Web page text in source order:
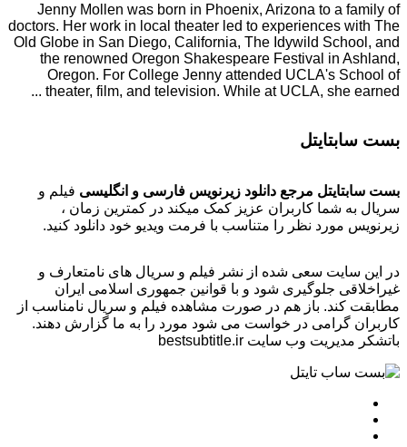
Jenny Mollen was born in Phoenix, Arizona to a family of
doctors. Her work in local theater led to experiences with The
Old Globe in San Diego, California, The Idywild School, and
the renowned Oregon Shakespeare Festival in Ashland,
Oregon. For College Jenny attended UCLA's School of
theater, film, and television. While at UCLA, she earned ...
بست سابتایتل
بست سابتایتل مرجع دانلود زیرنویس فارسی و انگلیسی فیلم و
سریال به شما کاربران عزیز کمک میکند در کمترین زمان ،
زیرنویس مورد نظر را متناسب با فرمت ویدیو خود دانلود کنید.
در این سایت سعی شده از نشر فیلم و سریال های نامتعارف و
غیراخلاقی جلوگیری شود و با قوانین جمهوری اسلامی ایران
مطابقت کند. باز هم در صورت مشاهده فیلم و سریال نامناسب از
کاربران گرامی در خواست می شود مورد را به ما گزارش دهند.
باتشکر مدیریت وب سایت bestsubtitle.ir